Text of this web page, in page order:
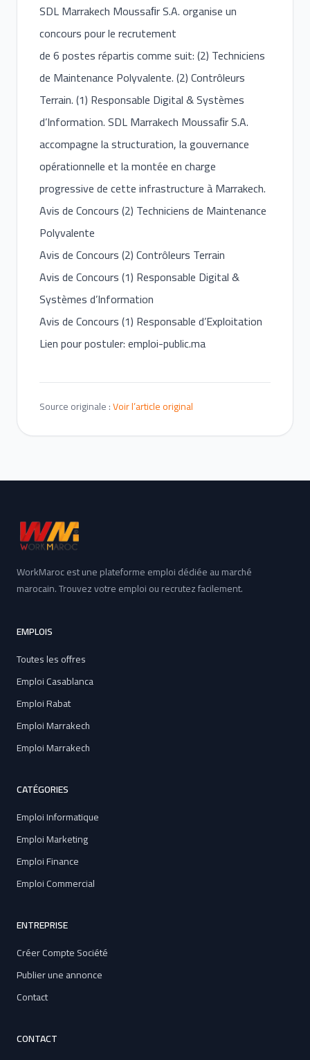
SDL Marrakech Moussaﬁr S.A. organise un
concours pour le recrutement
de 6 postes répartis comme suit: (2) Techniciens
de Maintenance Polyvalente. (2) Contrôleurs
Terrain. (1) Responsable Digital & Systèmes
d’Information. SDL Marrakech Moussaﬁr S.A.
accompagne la structuration, la gouvernance
opérationnelle et la montée en charge
progressive de cette infrastructure à Marrakech.
Avis de Concours (2) Techniciens de Maintenance
Polyvalente
Avis de Concours (2) Contrôleurs Terrain
Avis de Concours (1) Responsable Digital &
Systèmes d’Information
Avis de Concours (1) Responsable d’Exploitation
Lien pour postuler: emploi-public.ma
Source originale :Voir l’article original
WorkMaroc est une plateforme emploi dédiée au marché
marocain. Trouvez votre emploi ou recrutez facilement.
EMPLOIS
Toutes les offres
Emploi Casablanca
Emploi Rabat
Emploi Marrakech
Emploi Marrakech
CATÉGORIES
Emploi Informatique
Emploi Marketing
Emploi Finance
Emploi Commercial
ENTREPRISE
Créer Compte Société
Publier une annonce
Contact
CONTACT